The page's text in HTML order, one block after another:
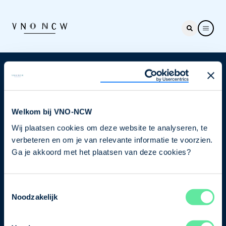
Welkom bij VNO-NCW
Wij plaatsen cookies om deze website te analyseren, te
verbeteren en om je van relevante informatie te voorzien.
Ga je akkoord met het plaatsen van deze cookies?
Noodzakelijk
Nieuwsbrief
je nu in voor de VNO-NCW nieuwsbrief.
Schrijf je in
Direct naar
Ons verhaal